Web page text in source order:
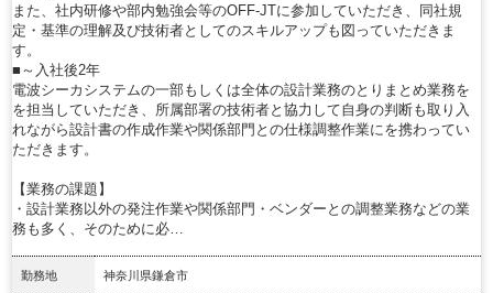
また、社内研修や部内勉強会等のOFF-JTに参加していただき、同社規
定・基準の理解及び技術者としてのスキルアップも図っていただきま
す。
■～入社後2年
電波シーカシステムの一部もしくは全体の設計業務のとりまとめ業務を
を担当していただき、所属部署の技術者と協力して自身の判断も取り入
れながら設計書の作成作業や関係部門との仕様調整作業にを携わってい
ただきます。
【業務の課題】
・設計業務以外の発注作業や関係部門・ベンダーとの調整業務などの業
務も多く、そのために必…
勤務地 神奈川県鎌倉市